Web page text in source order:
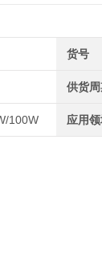
货号
供货
100W 应用